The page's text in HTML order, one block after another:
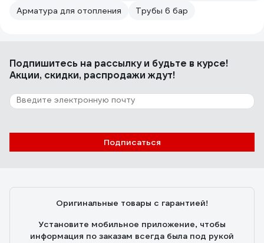
Арматура для отопления
Трубы 6 бар
Подпишитесь на рассылкуи будьте в курсе!
Акции, скидки, распродажи ждут!
Подписаться
Оригинальные товары с гарантией!
Установите мобильное приложение, чтобы
информация по заказам всегда была под рукой